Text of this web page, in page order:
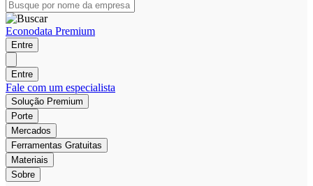
Econodata Premium
Entre
Entre
Fale com um especialista
Solução Premium
Porte
Mercados
Ferramentas Gratuitas
Materiais
Sobre